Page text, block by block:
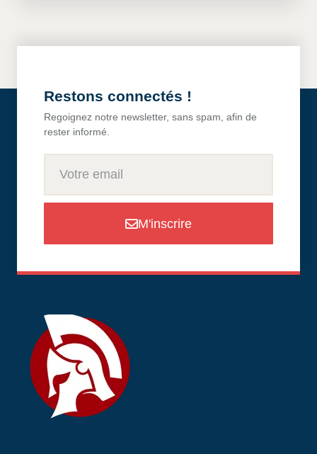
Restons connectés !
Regoignez notre newsletter, sans spam, afin de
rester informé.
M'inscrire